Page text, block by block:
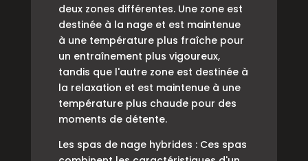
deux zones différentes. Une zone est
destinée à la nage et est maintenue
à une température plus fraîche pour
un entraînement plus vigoureux,
tandis que l'autre zone est destinée à
la relaxation et est maintenue à une
température plus chaude pour des
moments de détente.
Les spas de nage hybrides : Ces spas